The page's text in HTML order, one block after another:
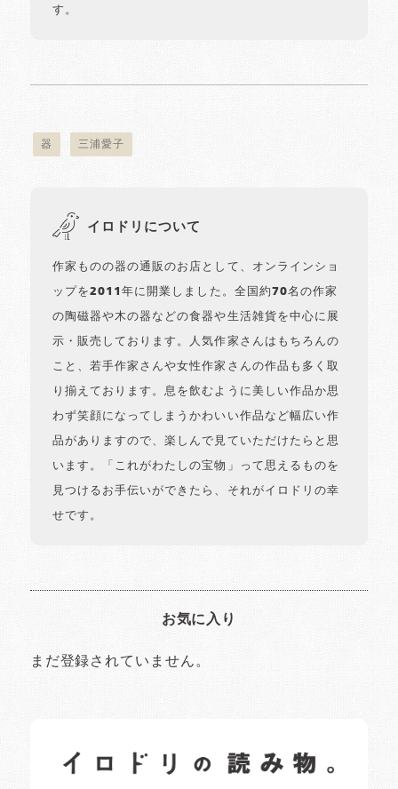
す。
器 三浦愛子
イロドリについて
作家ものの器の通販のお店として、オンラインショ
ップを2011年に開業しました。全国約70名の作家
の陶磁器や木の器などの食器や生活雑貨を中心に展
示・販売しております。人気作家さんはもちろんの
こと、若手作家さんや女性作家さんの作品も多く取
り揃えております。息を飲むように美しい作品か思
わず笑顔になってしまうかわいい作品など幅広い作
品がありますので、楽しんで見ていただけたらと思
います。「これがわたしの宝物」って思えるものを
見つけるお手伝いができたら、それがイロドリの幸
せです。
お気に入り
まだ登録されていません。
日常の様子など随時更新中です。